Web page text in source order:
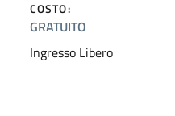
COSTO:
GRATUITO
Ingresso Libero